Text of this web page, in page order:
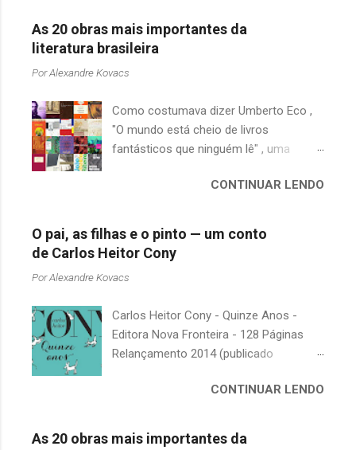
As 20 obras mais importantes da
literatura brasileira
PorAlexandre Kovacs
Como costumava dizer Umberto Eco ,
"O mundo está cheio de livros
fantásticos que ninguém lê" , uma
quando falamos de clássicos da
escritores brasileiros, somos forçados
a uma avaliação burocrática na escola e
acabamos adquirindo uma certa
antipatia a determinado livro ou autor
justamente o contrário. É surpreendente
como uma segunda visita a essas
obras, já em nossa maturidade, pode
escondido, bem ali na nossa estante.
nós? A limitação de apenas 20
CONTINUAR LENDO
O pai, as filhas e o pinto — um conto
de Carlos Heitor Cony
PorAlexandre Kovacs
Carlos Heitor Cony - Quinze Anos -
Editora Nova Fronteira - 128 Páginas
Relançamento 2014 (publicado
com deliciosos contos sobre a infância
bem-humoradas e sensíveis,
CONTINUAR LENDO
As 20 obras mais importantes da